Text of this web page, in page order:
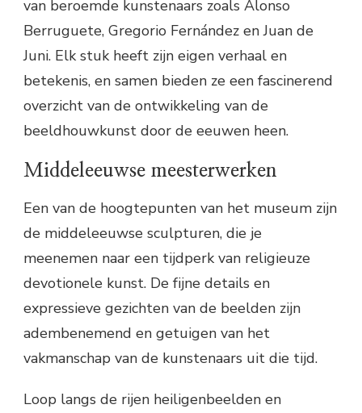
van beroemde kunstenaars zoals Alonso
Berruguete, Gregorio Fernández en Juan de
Juni. Elk stuk heeft zijn eigen verhaal en
betekenis, en samen bieden ze een fascinerend
overzicht van de ontwikkeling van de
beeldhouwkunst door de eeuwen heen.
Middeleeuwse meesterwerken
Een van de hoogtepunten van het museum zijn
de middeleeuwse sculpturen, die je
meenemen naar een tijdperk van religieuze
devotionele kunst. De fijne details en
expressieve gezichten van de beelden zijn
adembenemend en getuigen van het
vakmanschap van de kunstenaars uit die tijd.
Loop langs de rijen heiligenbeelden en